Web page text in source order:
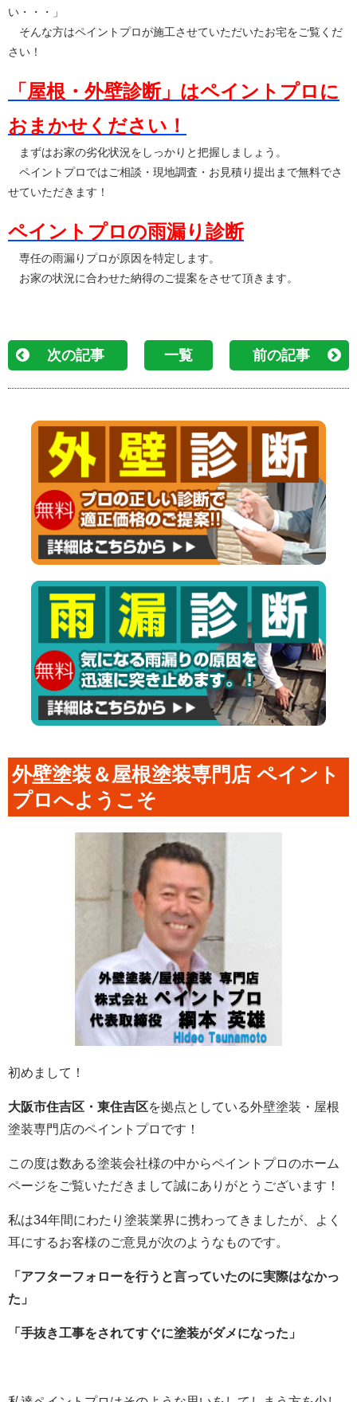
い・・・」
そんな方はペイントプロが施工させていただいたお宅をご覧くだ
さい！
「屋根・外壁診断」はペイントプロに
おまかせください！
まずはお家の劣化状況をしっかりと把握しましょう。
ペイントプロではご相談・現地調査・お見積り提出まで無料でさ
せていただきます！
ペイントプロの雨漏り診断
専任の雨漏りプロが原因を特定します。
お家の状況に合わせた納得のご提案をさせて頂きます。
次の記事 一覧 前の記事
外壁塗装＆屋根塗装専門店 ペイント
プロへようこそ
初めまして！
大阪市住吉区・東住吉区を拠点としている外壁塗装・屋根
塗装専門店のペイントプロです！
この度は数ある塗装会社様の中からペイントプロのホーム
ページをご覧いただきまして誠にありがとうございます！
私は34年間にわたり塗装業界に携わってきましたが、よく
耳にするお客様のご意見が次のようなものです。
「アフターフォローを行うと言っていたのに実際はなかっ
た」
「手抜き工事をされてすぐに塗装がダメになった」